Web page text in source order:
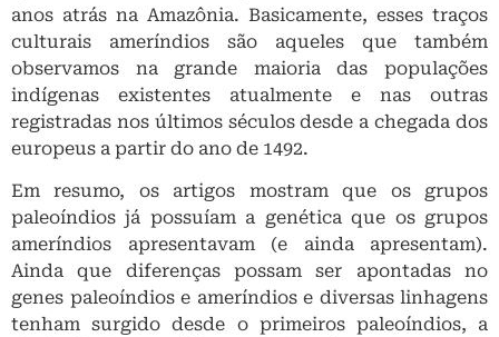
anos atrás na Amazônia. Basicamente, esses traços
culturais ameríndios são aqueles que também
observamos na grande maioria das populações
indígenas existentes atualmente e nas outras
registradas nos últimos séculos desde a chegada dos
europeus a partir do ano de 1492.
Em resumo, os artigos mostram que os grupos
paleoíndios já possuíam a genética que os grupos
ameríndios apresentavam (e ainda apresentam).
Ainda que diferenças possam ser apontadas no
genes paleoíndios e ameríndios e diversas linhagens
tenham surgido desde o primeiros paleoíndios, a